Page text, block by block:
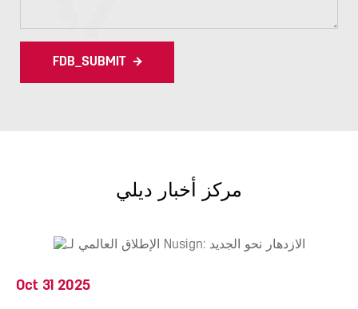
FDB_SUBMIT
مركز أخبار ديلي
Oct 31 2025